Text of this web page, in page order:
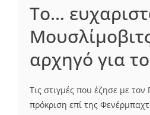
Το…
αρχηγό για
Tις στιγμές που έζησε με
πρόκριση επί της